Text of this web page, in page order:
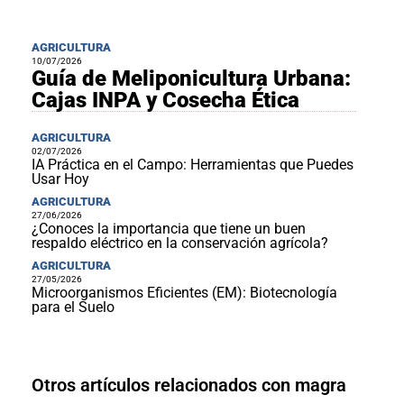
AGRICULTURA
10/07/2026
Guía de Meliponicultura Urbana:
Cajas INPA y Cosecha Ética
AGRICULTURA
02/07/2026
IA Práctica en el Campo: Herramientas que Puedes
Usar Hoy
AGRICULTURA
27/06/2026
¿Conoces la importancia que tiene un buen
respaldo eléctrico en la conservación agrícola?
AGRICULTURA
27/05/2026
Microorganismos Eficientes (EM): Biotecnología
para el Suelo
Otros artículos relacionados con magra